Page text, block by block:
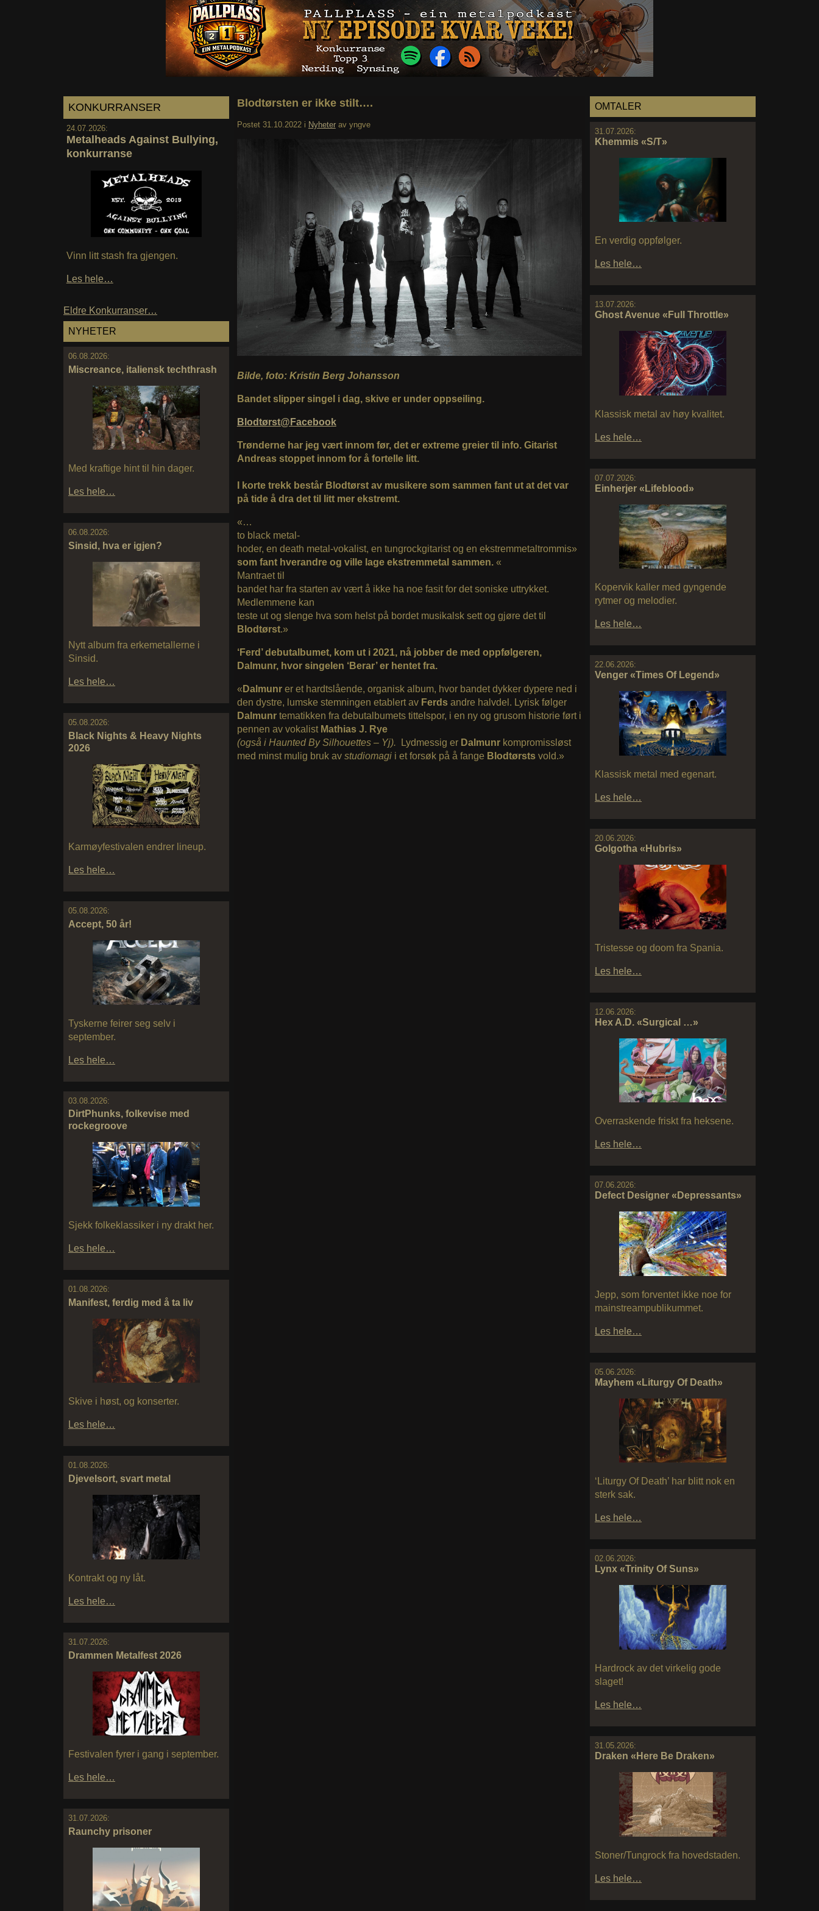
KONKURRANSER
24.07.2026:
Metalheads Against Bullying,
konkurranse
Vinn litt stash fra gjengen.
Les hele…
Eldre Konkurranser…
NYHETER
06.08.2026:
Miscreance, italiensk techthrash
Med kraftige hint til hin dager.
Les hele…
06.08.2026:
Sinsid, hva er igjen?
Nytt album fra erkemetallerne i
Sinsid.
Les hele…
05.08.2026:
Black Nights & Heavy Nights
2026
Karmøyfestivalen endrer lineup.
Les hele…
05.08.2026:
Accept, 50 år!
Tyskerne feirer seg selv i
september.
Les hele…
03.08.2026:
DirtPhunks, folkevise med
rockegroove
Sjekk folkeklassiker i ny drakt her.
Les hele…
01.08.2026:
Manifest, ferdig med å ta liv
Skive i høst, og konserter.
Les hele…
01.08.2026:
Djevelsort, svart metal
Kontrakt og ny låt.
Les hele…
31.07.2026:
Drammen Metalfest 2026
Festivalen fyrer i gang i september.
Les hele…
31.07.2026:
Raunchy prisoner
OMTALER
31.07.2026:
Khemmis «S/T»
En verdig oppfølger.
Les hele…
13.07.2026:
Ghost Avenue «Full Throttle»
Klassisk metal av høy kvalitet.
Les hele…
07.07.2026:
Einherjer «Lifeblood»
Kopervik kaller med gyngende
rytmer og melodier.
Les hele…
22.06.2026:
Venger «Times Of Legend»
Klassisk metal med egenart.
Les hele…
20.06.2026:
Golgotha «Hubris»
Tristesse og doom fra Spania.
Les hele…
12.06.2026:
Hex A.D. «Surgical …»
Overraskende friskt fra heksene.
Les hele…
07.06.2026:
Defect Designer «Depressants»
Jepp, som forventet ikke noe for
mainstreampublikummet.
Les hele…
05.06.2026:
Mayhem «Liturgy Of Death»
‘Liturgy Of Death’ har blitt nok en
sterk sak.
Les hele…
02.06.2026:
Lynx «Trinity Of Suns»
Hardrock av det virkelig gode
slaget!
Les hele…
31.05.2026:
Draken «Here Be Draken»
Stoner/Tungrock fra hovedstaden.
Les hele…
Blodtørsten er ikke stilt….
Postet 31.10.2022 i Nyheter av yngve
Bilde, foto: Kristin Berg Johansson
Bandet slipper singel i dag, skive er under oppseiling.
Blodtørst@Facebook
Trønderne har jeg vært innom før, det er extreme greier til info. Gitarist
Andreas stoppet innom for å fortelle litt.
I korte trekk består Blodtørst av musikere som sammen fant ut at det var
på tide å dra det til litt mer ekstremt.
«…
to black metal-
hoder, en death metal-vokalist, en tungrockgitarist og en ekstremmetaltrommis»
som fant hverandre og ville lage ekstremmetal sammen. «
Mantraet til
bandet har fra starten av vært å ikke ha noe fasit for det soniske uttrykket.
Medlemmene kan
teste ut og slenge hva som helst på bordet musikalsk sett og gjøre det til
Blodtørst.»
‘Ferd’ debutalbumet, kom ut i 2021, nå jobber de med oppfølgeren,
Dalmunr, hvor singelen ‘Berar’ er hentet fra.
« Dalmunr er et hardtslående, organisk album, hvor bandet dykker dypere ned i
den dystre, lumske stemningen etablert av Ferds andre halvdel. Lyrisk følger
Dalmunr tematikken fra debutalbumets tittelspor, i en ny og grusom historie ført i
pennen av vokalist Mathias J. Rye
(også i Haunted By Silhouettes – Yj). Lydmessig er Dalmunr kompromissløst
med minst mulig bruk av studiomagi i et forsøk på å fange Blodtørsts vold.»